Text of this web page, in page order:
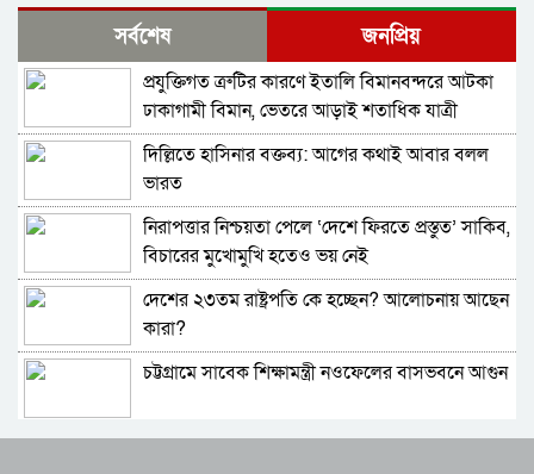
বাংলাদেশের সঙ্গে ফারাক্কা চুক্তি নবায়ন না করার দাবি
ভারতীয় এমপির
মোদিকে নেতানিয়াহুর ফোন; ইসরায়েলের সঙ্গে ঘনিষ্ট
সম্পর্ক গড়তে চায় ভারত
পাকিস্তানে প্রধান ৩ শহরের বাইরে সংবাদ সংগ্রহে
বিদেশি গণমাধ্যমের ওপর বিধিনিষেধ
বাংলাদেশে যা চলছে, সেটা অমানবিক: দিলীপ ঘোষ
পাকিস্তানের ইসলামাবাদে জুলাই গণঅভ্যুত্থান দিবস
পালিত
২০ মিনিটে ভয়াবহ ৭ বিস্ফোরণে কাঁপলো দুবাই
সর্বশেষ জনপ্রিয়
প্রযুক্তিগত ত্রুটির কারণে ইতালি বিমানবন্দরে আটকা
ঢাকাগামী বিমান, ভেতরে আড়াই শতাধিক যাত্রী
দিল্লিতে হাসিনার বক্তব্য: আগের কথাই আবার বলল
ভারত
নিরাপত্তার নিশ্চয়তা পেলে ‘দেশে ফিরতে প্রস্তুত’ সাকিব,
বিচারের মুখোমুখি হতেও ভয় নেই
দেশের ২৩তম রাষ্ট্রপতি কে হচ্ছেন? আলোচনায় আছেন
কারা?
চট্টগ্রামে সাবেক শিক্ষামন্ত্রী নওফেলের বাসভবনে আগুন
বাংলাদেশ-পাকিস্তানসহ ১৩ দেশের জোট, কমান্ডার